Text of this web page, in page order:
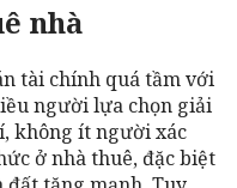
nhà
tài chính quá tầm với
người lựa chọn giải
không ít người xác
ở nhà thuê, đặc biệt